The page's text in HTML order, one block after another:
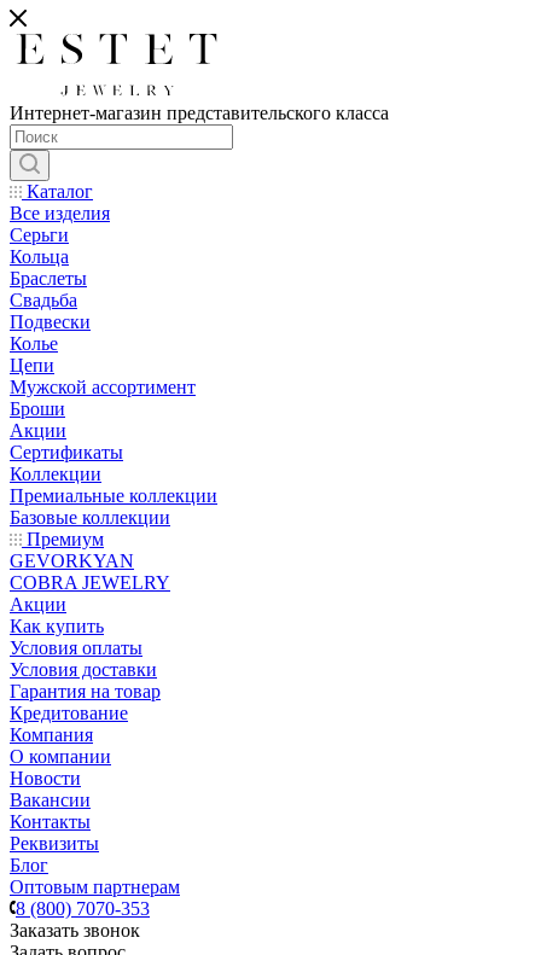
Интернет-магазин представительского класса
Каталог
Все изделия
Серьги
Кольца
Браслеты
Свадьба
Подвески
Колье
Цепи
Мужской ассортимент
Броши
Акции
Сертификаты
Коллекции
Премиальные коллекции
Базовые коллекции
Премиум
GEVORKYAN
COBRA JEWELRY
Акции
Как купить
Условия оплаты
Условия доставки
Гарантия на товар
Кредитование
Компания
О компании
Новости
Вакансии
Контакты
Реквизиты
Блог
Оптовым партнерам
8 (800) 7070-353
Заказать звонок